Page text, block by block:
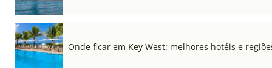
Onde ficar em Key West: melhores hotéis e